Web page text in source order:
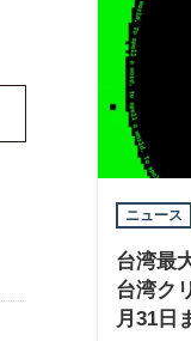
ニュース
台湾最
台湾ク
月31日